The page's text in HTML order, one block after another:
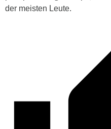
der meisten Leute.